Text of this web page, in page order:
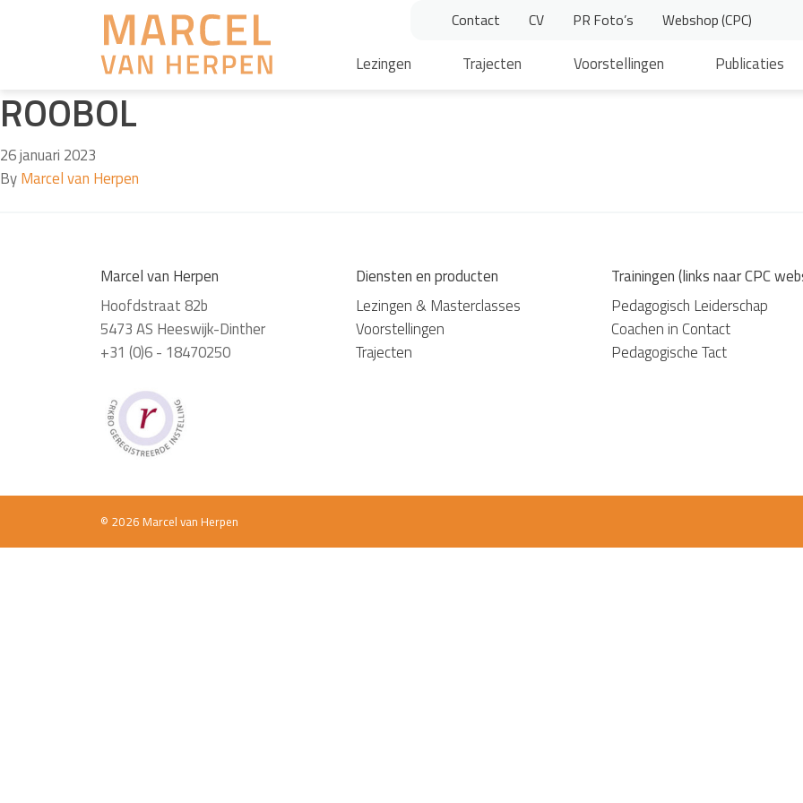
Contact CV PR Foto’s Webshop (CPC)
Lezingen Trajecten Voorstellingen Publicaties
ROOBOL
26 januari 2023
ByMarcel van Herpen
Marcel van Herpen
Hoofdstraat 82b
5473 AS Heeswijk-Dinther
+31 (0)6 - 18470250
Diensten en producten
Lezingen & Masterclasses
Voorstellingen
Trajecten
Trainingen (links naar CPC
Pedagogisch Leiderschap
Coachen in Contact
Pedagogische Tact
© 2026 Marcel van Herpen